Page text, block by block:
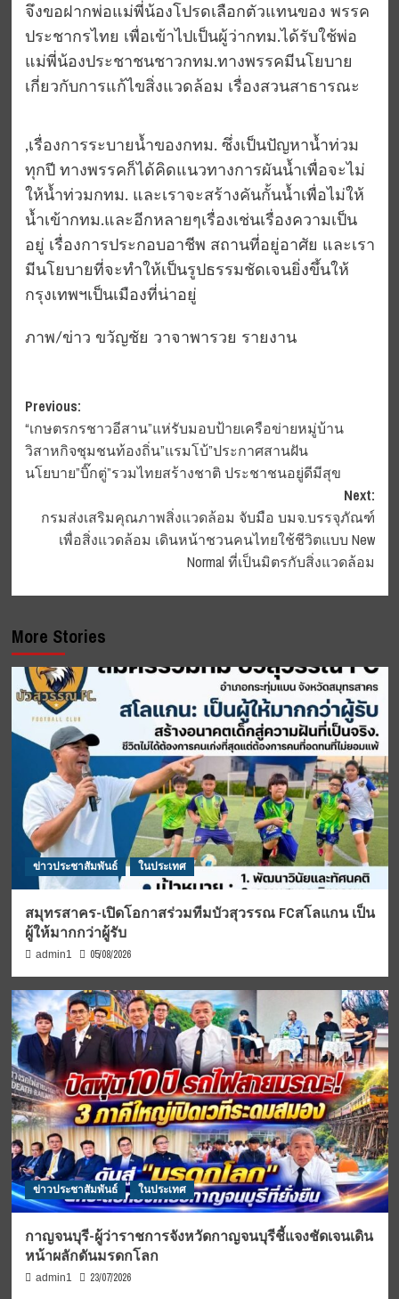
จึงขอฝากพ่อแม่พี่น้องโปรดเลือกตัวแทนของ พรรค
ประชากรไทย เพื่อเข้าไปเป็นผู้ว่ากทม.ได้รับใช้พ่อ
แม่พี่น้องประชาชนชาวกทม.ทางพรรคมีนโยบาย
เกี่ยวกับการแก้ไขสิ่งแวดล้อม เรื่องสวนสาธารณะ
,เรื่องการระบายน้ำของกทม. ซึ่งเป็นปัญหาน้ำท่วม
ทุกปี ทางพรรคก็ได้คิดแนวทางการผันน้ำเพื่อจะไม่
ให้น้ำท่วมกทม. และเราจะสร้างคันกั้นน้ำเพื่อไม่ให้
น้ำเข้ากทม.และอีกหลายๆเรื่องเช่นเรื่องความเป็น
อยู่ เรื่องการประกอบอาชีพ สถานที่อยู่อาศัย และเรา
มีนโยบายที่จะทำให้เป็นรูปธรรมชัดเจนยิ่งขึ้นให้
กรุงเทพฯเป็นเมืองที่น่าอยู่
ภาพ/ข่าว ขวัญชัย วาจาพารวย รายงาน
Post
navigation
Previous:
“เกษตรกรชาวอีสาน”แห่รับมอบป้ายเครือข่ายหมู่บ้าน
วิสาหกิจชุมชนท้องถิ่น”แรมโบ้”ประกาศสานฝัน
นโยบาย”บิ๊กตู่”รวมไทยสร้างชาติ ประชาชนอยู่ดีมีสุข
Next:
กรมส่งเสริมคุณภาพสิ่งแวดล้อม จับมือ บมจ.บรรจุภัณฑ์
เพื่อสิ่งแวดล้อม เดินหน้าชวนคนไทยใช้ชีวิตแบบ New
Normal ที่เป็นมิตรกับสิ่งแวดล้อม
More Stories
ข่าวประชาสัมพันธ์ ในประเทศ
สมุทรสาคร-เปิดโอกาสร่วมทีมบัวสุวรรณ FCสโลแกน เป็น
ผู้ให้มากกว่าผู้รับ
admin1 05/08/2026
ข่าวประชาสัมพันธ์ ในประเทศ
กาญจนบุรี-ผู้ว่าราชการจังหวัดกาญจนบุรีชี้แจงชัดเจนเดิน
หน้าผลักดันมรดกโลก
admin1 23/07/2026